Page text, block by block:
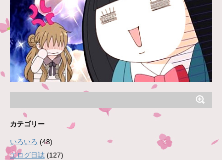
カテゴリー
いろいろ (48)
エログ日誌 (127)